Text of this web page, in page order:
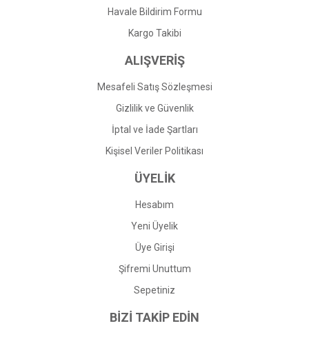
Gönder
Havale Bildirim Formu
Kargo Takibi
ALIŞVERİŞ
Mesafeli Satış Sözleşmesi
Gizlilik ve Güvenlik
İptal ve İade Şartları
Kişisel Veriler Politikası
ÜYELİK
Hesabım
Yeni Üyelik
Üye Girişi
Şifremi Unuttum
Sepetiniz
BİZİ TAKİP EDİN